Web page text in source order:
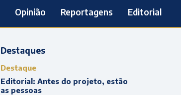
Opinião Reportagens Editorial
Destaques
Destaque
Editorial: Antes do projeto, estão
as pessoas